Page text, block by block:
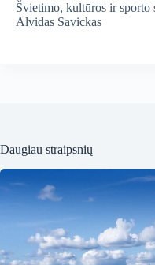
Švietimo, kultūros ir sporto
Alvidas Savickas
Daugiau straipsnių